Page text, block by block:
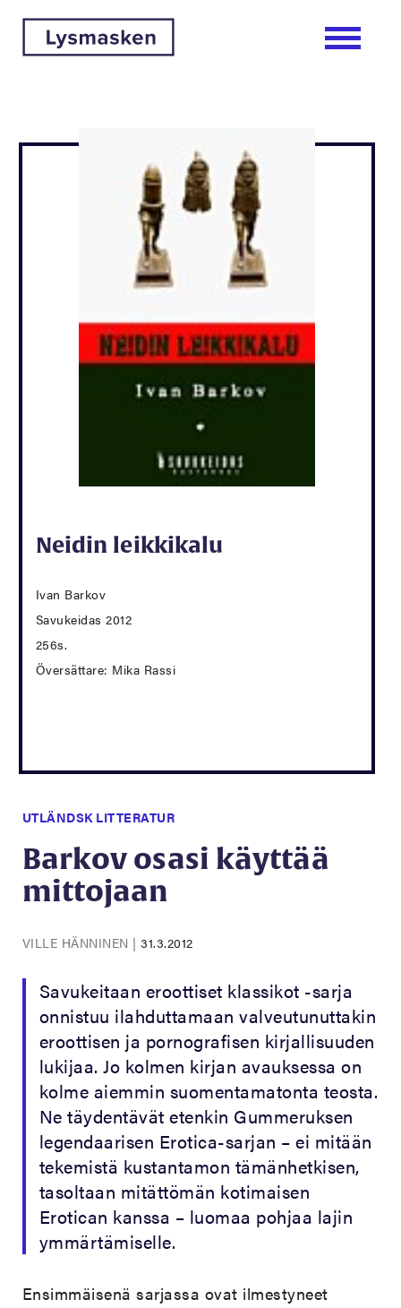
Neidin leikkikalu
Ivan Barkov
Savukeidas 2012
256s.
Översättare: Mika Rassi
UTLÄNDSK LITTERATUR
Barkov osasi käyttää
mittojaan
VILLE HÄNNINEN |31.3.2012
Savukeitaan eroottiset klassikot -sarja
onnistuu ilahduttamaan valveutunuttakin
eroottisen ja pornografisen kirjallisuuden
lukijaa. Jo kolmen kirjan avauksessa on
kolme aiemmin suomentamatonta teosta.
Ne täydentävät etenkin Gummeruksen
legendaarisen Erotica-sarjan – ei mitään
tekemistä kustantamon tämänhetkisen,
tasoltaan mitättömän kotimaisen
Erotican kanssa – luomaa pohjaa lajin
ymmärtämiselle.
Ensimmäisenä sarjassa ovat ilmestyneet